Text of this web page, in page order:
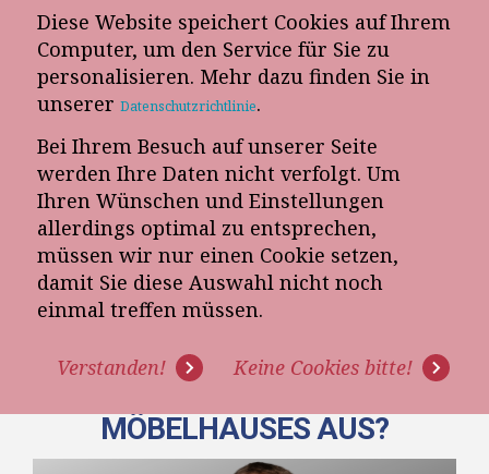
Diese Website speichert Cookies auf Ihrem
Computer, um den Service für Sie zu
personalisieren. Mehr dazu finden Sie in
unserer Datenschutzrichtlinie.
Bei Ihrem Besuch auf unserer Seite
werden Ihre Daten nicht verfolgt. Um
Ihren Wünschen und Einstellungen
allerdings optimal zu entsprechen,
müssen wir nur einen Cookie setzen,
damit Sie diese Auswahl nicht noch
einmal treffen müssen.
Verstanden! Keine Cookies bitte!
E-Mail-Newsletter
Telefon-Termin
[VIDEO]: WIE SIEHT EINE
DURCHSCHNITTLICHE
ABSCHLUSSSTATISTIK EINES
MÖBELHAUSES AUS?